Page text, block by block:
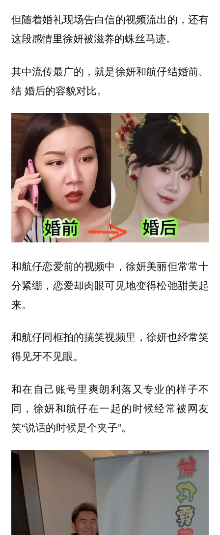
但随着婚礼现场告白信的视频流出的，还有
这段感情里徐妍被滋养的蛛丝马迹。
其中流传最广的，就是徐妍和航仔结婚前、
结 婚后的容貌对比。
和航仔恋爱前的视频中，徐妍美丽但常常十
分紧绷，恋爱却肉眼可见地变得松弛甜美起
来。
和航仔同框拍的搞笑视频里，徐妍也经常笑
得见牙不见眼。
和在自己账号里爽朗利落又专业的样子不
同，徐妍和航仔在一起的时候经常被网友
笑“说话的时候是个夹子”。